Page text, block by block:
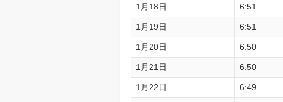
1月18日 6:51
1月19日 6:51
1月20日 6:50
1月21日 6:50
1月22日 6:49